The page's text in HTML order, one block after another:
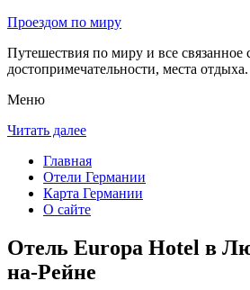
Проездом по миру
Путешествия по миру и все связанное
достопримечательности, места отдыха.
Меню
Читать далее
Главная
Отели Германии
Карта Германии
О сайте
Отель Europa Hotel в
на-Рейне